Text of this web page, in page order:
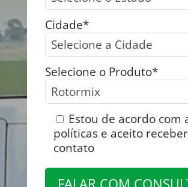
Cidade*
Selecione o Produto*
Estou de acordo com
políticas e aceito receber
contato